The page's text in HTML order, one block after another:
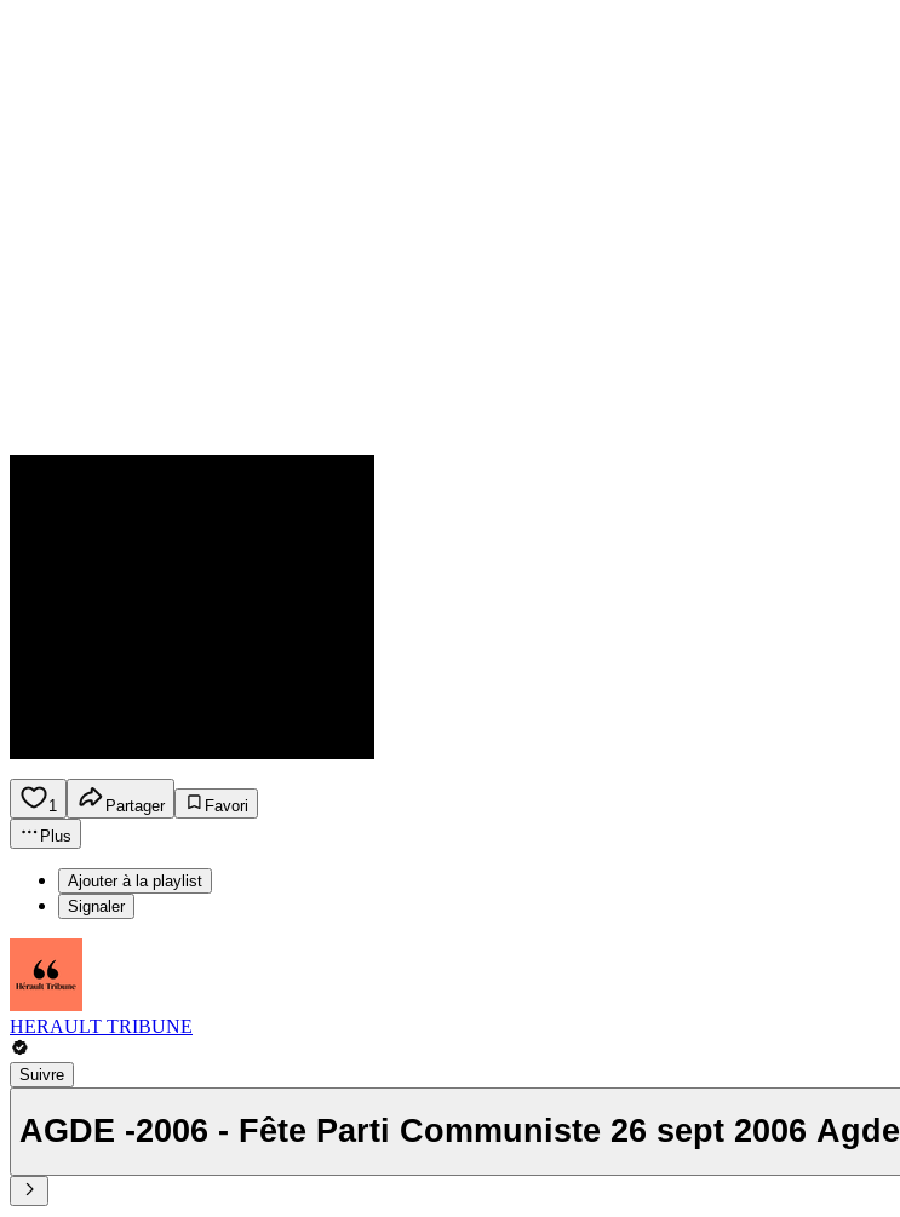
1 Partager
Favori
Plus
Ajouter à la playlist
Signaler
HERAULT TRIBUNE
Suivre
AGDE -2006 - Fête Parti Communiste 26 sept 2006 Agde